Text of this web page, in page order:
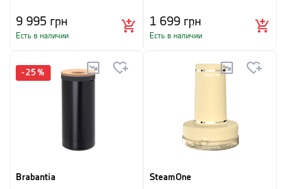
9 995 грн
Есть в наличии
1 699 грн
Есть в наличии
-25 %
Brabantia
SteamOne